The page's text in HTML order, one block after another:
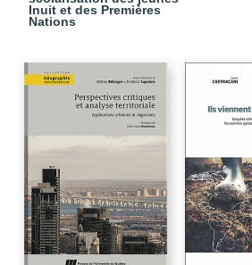
Inuit et des Premières
Nations